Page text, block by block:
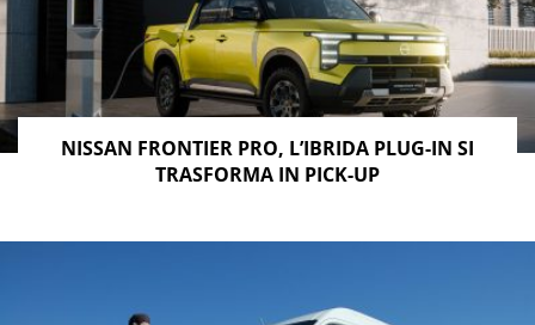
NISSAN FRONTIER PRO, L’IBRIDA PLUG-IN SI
TRASFORMA IN PICK-UP